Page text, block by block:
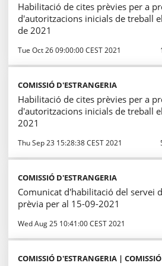
Habilitació de cites prèvies per a
d'autoritzacions inicials de treball
de 2021
Tue Oct 26 09:00:00 CEST 2021
COMISSIÓ D'ESTRANGERIA
Habilitació de cites prèvies per a
d'autoritzacions inicials de treball
2021
Thu Sep 23 15:28:38 CEST 2021
COMISSIÓ D'ESTRANGERIA
Comunicat d'habilitació del servei
prèvia per al 15-09-2021
Wed Aug 25 10:41:00 CEST 2021
COMISSIÓ D'ESTRANGERIA |